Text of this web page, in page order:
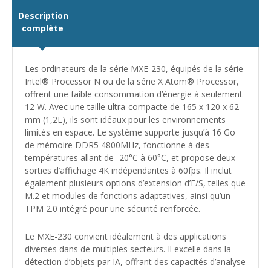
Description
complète
Les ordinateurs de la série MXE-230, équipés de la série
Intel® Processor N ou de la série X Atom® Processor,
offrent une faible consommation d’énergie à seulement
12 W. Avec une taille ultra-compacte de 165 x 120 x 62
mm (1,2L), ils sont idéaux pour les environnements
limités en espace. Le système supporte jusqu’à 16 Go
de mémoire DDR5 4800MHz, fonctionne à des
températures allant de -20°C à 60°C, et propose deux
sorties d’affichage 4K indépendantes à 60fps. Il inclut
également plusieurs options d’extension d’E/S, telles que
M.2 et modules de fonctions adaptatives, ainsi qu’un
TPM 2.0 intégré pour une sécurité renforcée.
Le MXE-230 convient idéalement à des applications
diverses dans de multiples secteurs. Il excelle dans la
détection d’objets par IA, offrant des capacités d’analyse